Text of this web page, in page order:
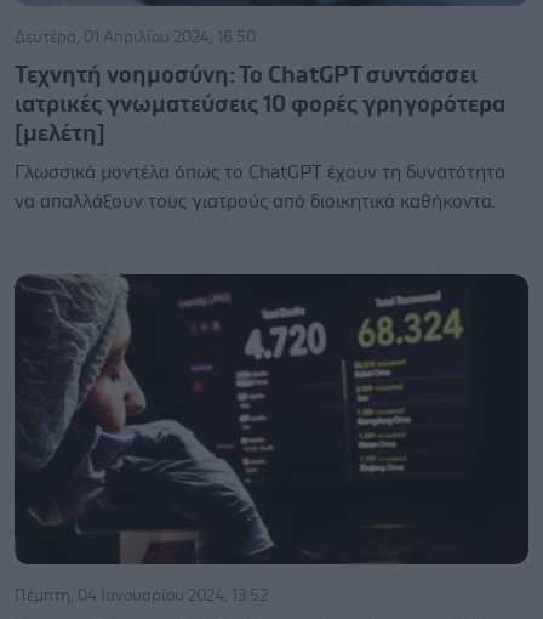
Δευτέρα, 01 Απριλίου 2024, 16:50
Τεχνητή νοημοσύνη: Το ChatGPT συντάσσει
ιατρικές γνωματεύσεις 10 φορές γρηγορότερα
[μελέτη]
Γλωσσικά μοντέλα όπως το ChatGPT έχουν τη δυνατότητα
να απαλλάξουν τους γιατρούς από διοικητικά καθήκοντα.
Πέμπτη, 04 Ιανουαρίου 2024, 13:52